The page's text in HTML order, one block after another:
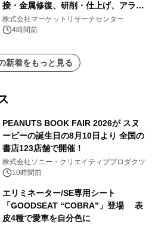
接・金属修復、研削・仕上げ、アライ
メント、その他）・分析レポートを発
表
株式会社マーケットリサーチセンター
4時間前
新着をもっと見る
PEANUTS BOOK FAIR 2026が スヌ
ーピーの誕生日の8月10日より 全国の
書店123店舗で開催！
株式会社ソニー・クリエイティブプロダクツ
10時間前
エリミネーター/SE専用シート
「GOODSEAT “COBRA”」登場 表
皮4種で愛車を自分色に